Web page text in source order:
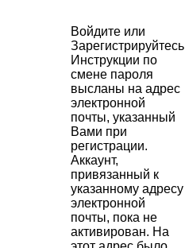
Войдите или
Зарегистрируйтесь
Инструкции по
смене пароля
высланы на адрес
электронной
почты, указанный
Вами при
регистрации.
Аккаунт,
привязанный к
указанному адресу
электронной
почты, пока не
активирован. На